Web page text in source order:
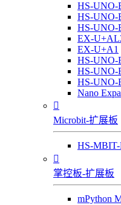
HS-UNO-
HS-UNO-
HS-UNO-
EX-
EX-U+A1
HS-UNO-
HS-UNO-
HS-UNO-
Nano

Microbit-扩展板
HS-

掌控板-扩展板
mPython